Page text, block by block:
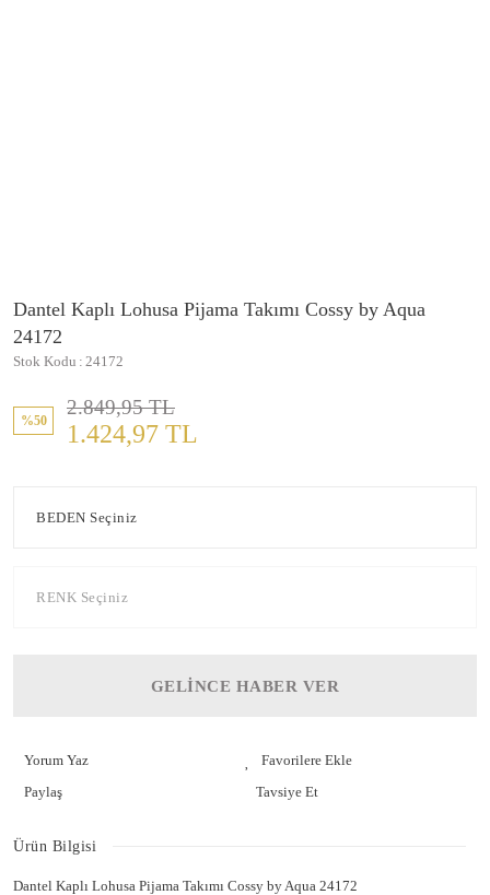
Dantel Kaplı Lohusa Pijama Takımı Cossy by Aqua
24172
Stok Kodu 24172
%50
2.849,95 TL
1.424,97 TL
GELİNCE HABER VER
Yorum Yaz
Paylaş
Tavsiye Et
Ürün Bilgisi
Dantel Kaplı Lohusa Pijama Takımı Cossy by Aqua 24172